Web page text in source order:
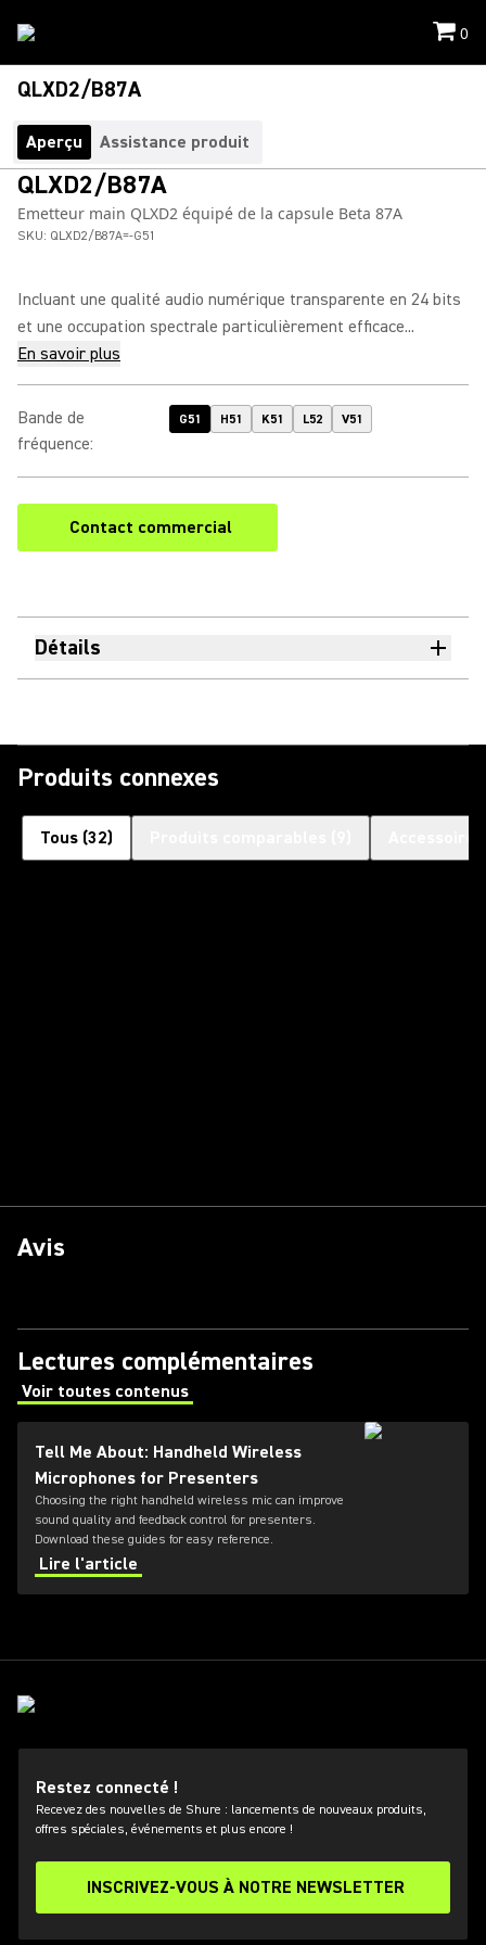
0
QLXD2/B87A
Aperçu Assistance produit
QLXD2/B87A
Emetteur main QLXD2 équipé de la capsule Beta 87A
SKU: QLXD2/B87A=-G51
Incluant une qualité audio numérique transparente en 24 bits
et une occupation spectrale particulièrement efficace...
En savoir plus
Bande de
fréquence:
G51 H51 K51 L52 V51
Contact commercial
Détails
Produits connexes
Tous (32)
Avis
Lectures complémentaires
Voir toutes contenus
(Opens in a new tab)
Tell Me About: Handheld Wireless
Microphones for Presenters
Choosing the right handheld wireless mic can improve
sound quality and feedback control for presenters.
Download these guides for easy reference.
Lire l'article
Restez connecté !
Recevez des nouvelles de Shure : lancements de nouveaux produits,
offres spéciales, événements et plus encore !
INSCRIVEZ-VOUS À NOTRE NEWSLETTER